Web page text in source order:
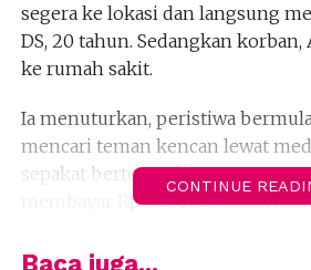
segera ke lokasi dan langsung
DS, 20 tahun. Sedangkan korban,
ke rumah sakit.
Ia menuturkan, peristiwa
mencari teman kencan lewat
sepakat bertemu di apartemen.
membayar Rp 300 ribu sekali
Sampai di kamar apartemen,
CONTINUE
Baca juga...